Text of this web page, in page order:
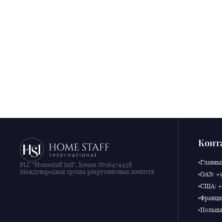
PLC "Homestaff Intl", license №16474438
Международная группа рекрутинговых агентств
ОАЭ:
США: